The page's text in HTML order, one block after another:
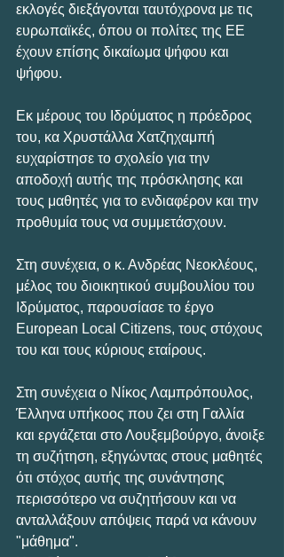
εκλογές διεξάγονται ταυτόχρονα με τις
ευρωπαϊκές, όπου οι πολίτες της ΕΕ
έχουν επίσης δικαίωμα ψήφου και
ψήφου.
Εκ μέρους του Ιδρύματος η πρόεδρος
του, κα Χρυστάλλα Χατζηχαμπή
ευχαρίστησε το σχολείο για την
αποδοχή αυτής της πρόσκλησης και
τους μαθητές για το ενδιαφέρον και την
προθυμία τους να συμμετάσχουν.
Στη συνέχεια, ο κ. Ανδρέας Νεοκλέους,
μέλος του διοικητικού συμβουλίου του
Ιδρύματος, παρουσίασε το έργο
European Local Citizens, τους στόχους
του και τους κύριους εταίρους.
Στη συνέχεια ο Νίκος Λαμπρόπουλος,
Έλληνα υπήκοος που ζει στη Γαλλία
και εργάζεται στο Λουξεμβούργο, άνοιξε
τη συζήτηση, εξηγώντας στους μαθητές
ότι στόχος αυτής της συνάντησης
περισσότερο να συζητήσουν και να
ανταλλάξουν απόψεις παρά να κάνουν
"μάθημα".